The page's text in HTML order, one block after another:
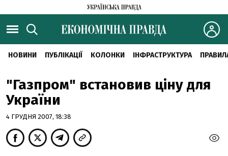
НОВИНИ ПУБЛІКАЦІЇ КОЛОНКИ ІНФРАСТРУКТУРА
"Газпром" встановив ціну для
України
4 ГРУДНЯ 2007, 18:38